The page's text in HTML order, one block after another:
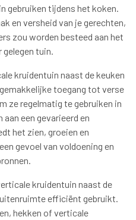
gebruiken tijdens het koken.
en versheid van je gerechten,
zou worden besteed aan het
gelegen tuin.
kruidentuin naast de keuken
toegang tot verse
ze regelmatig te gebruiken in
een gevarieerd en
het zien, groeien en
gevoel van voldoening en
kruidentuin naast de
efficiënt gebruikt.
hekken of verticale